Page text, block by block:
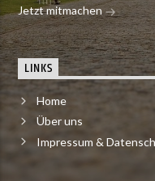
Jetzt mitmachen
LINKS
Home
Über uns
Impressum &